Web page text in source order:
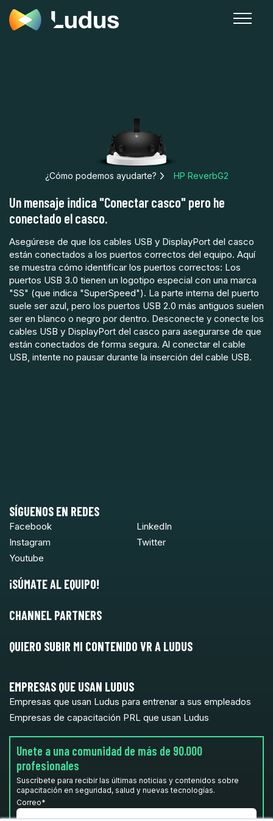
¿Cómo podemos ayudarte? HP ReverbG2
Un mensaje indica "Conectar casco" pero he
conectado el casco.
Asegúrese de que los cables USB y DisplayPort del casco
están conectados a los puertos correctos del equipo. Aquí
se muestra cómo identificar los puertos correctos: Los
puertos USB 3.0 tienen un logotipo especial con una marca
"SS" (que indica "SuperSpeed"). La parte interna del puerto
suele ser azul, pero los puertos USB 2.0 más antiguos suelen
ser en blanco o negro por dentro. Desconecte y conecte los
cables USB y DisplayPort del casco para asegurarse de que
están conectados de forma segura. Al conectar el cable
USB, intente no pausar durante la inserción del cable USB.
SÍGUENOS EN REDES
Facebook
LinkedIn
Instagram
Twitter
Youtube
¡SÚMATE AL EQUIPO!
CHANNEL PARTNERS
QUIERO SUBIR MI CONTENIDO VR A LUDUS
EMPRESAS QUE USAN LUDUS
Empresas que usan Ludus para entrenar a sus empleados
Empresas de capacitación PRL que usan Ludus
Unete a una comunidad de más de 90.000
profesionales
Suscríbete para recibir las últimas noticias y contenidos sobre
capacitación en seguridad, salud y nuevas tecnologías.
Correo*